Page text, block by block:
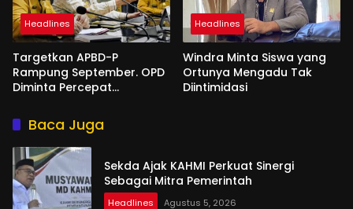
Headlines
Targetkan APBD-P
Rampung September. OPD
Diminta Percepat
Headlines
Windra Minta Siswa yang
Ortunya Mengadu Tak
Diintimidasi
Baca Juga
Sekda Ajak KAHMI Perkuat Sinergi
Sebagai Mitra Pemerintah
Headlines Agustus 5, 2026